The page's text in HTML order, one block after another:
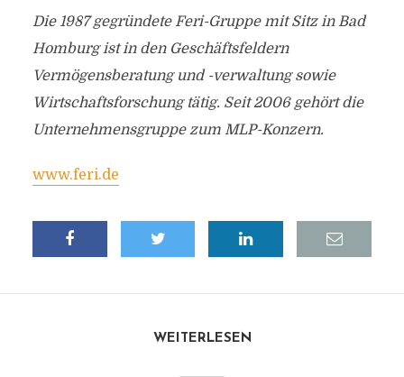
Die 1987 gegründete Feri-Gruppe mit Sitz in Bad
Homburg ist in den Geschäftsfeldern
Vermögensberatung und -verwaltung sowie
Wirtschaftsforschung tätig. Seit 2006 gehört die
Unternehmensgruppe zum MLP-Konzern.
www.feri.de
WEITERLESEN